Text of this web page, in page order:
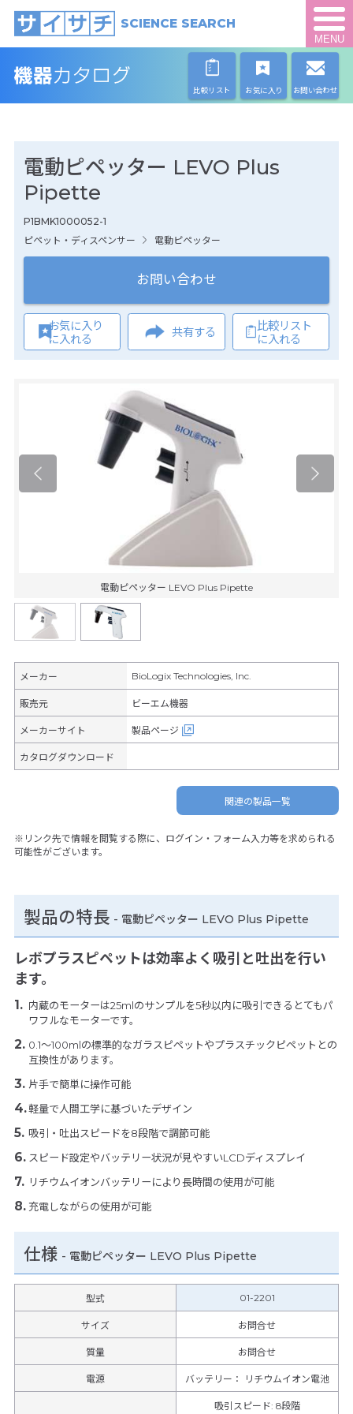
SCIENCE SEARCH
MENU
比較リスト お気に入り お問い合わせ
電動ピペッター LEVO Plus
Pipette
P1BMK1000052-1
ピペット・ディスペンサー
電動ピペッター
お問い合わせ
お気に入り
に入れる
共有する
比較リスト
に入れる
電動ピペッター LEVO Plus Pipette
メーカー BioLogix Technologies, Inc.
販売元 ビーエム機器
メーカーサイト 製品ページ
カタログダウンロード
関連の製品一覧
※リンク先で情報を閲覧する際に、ログイン・フォーム入力等を求められる
可能性がございます。
製品の特長 - 電動ピペッター LEVO Plus Pipette
レボプラスピペットは効率よく吸引と吐出を行い
ます。
内蔵のモーターは25mlのサンプルを5秒以内に吸引できるとてもパ
ワフルなモーターです。
0.1～100mlの標準的なガラスピペットやプラスチックピペットとの
互換性があります。
片手で簡単に操作可能
軽量で人間工学に基づいたデザイン
吸引・吐出スピードを8段階で調節可能
スピード設定やバッテリー状況が見やすいLCDディスプレイ
リチウムイオンバッテリーにより長時間の使用が可能
充電しながらの使用が可能
仕様 - 電動ピペッター LEVO Plus Pipette
型式 01-2201
サイズ お問合せ
質量 お問合せ
電源 バッテリー： リチウムイオン電池
吸引スピード: 8段階